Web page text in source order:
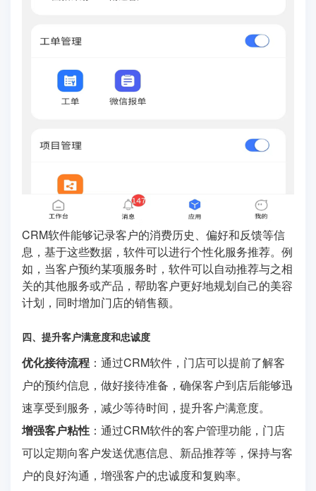
CRM软件能够记录客户的消费历史、偏好和反馈等信
息，基于这些数据，软件可以进行个性化服务推荐。例
如，当客户预约某项服务时，软件可以自动推荐与之相
关的其他服务或产品，帮助客户更好地规划自己的美容
计划，同时增加门店的销售额。
四、提升客户满意度和忠诚度
优化接待流程 ：通过CRM软件，门店可以提前了解客
户的预约信息，做好接待准备，确保客户到店后能够迅
速享受到服务，减少等待时间，提升客户满意度。
增强客户粘性 ：通过CRM软件的客户管理功能，门店
可以定期向客户发送优惠信息、新品推荐等，保持与客
户的良好沟通，增强客户的忠诚度和复购率。